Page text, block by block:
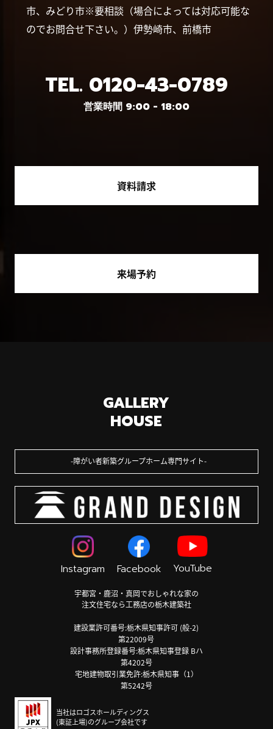
市、みどり市※要相談（場合によっては対応可能な
のでお問合せ下さい。）伊勢崎市、前橋市
TEL. 0120-43-0789
営業時間 9:00 - 18:00
資料請求
来場予約
GALLERY
HOUSE
障がい者新築グループホーム専門サイト
Instagram Facebook YouTube
宇都宮・鹿沼・真岡でおしゃれな家の
注文住宅なら工務店の栃木建築社
建設業許可番号:栃木県知事許可 (般-2)
第22009号
設計事務所登録番号:栃木県知事登録 Bハ
第4202号
宅地建物取引業免許:栃木県知事（1）
第5242号
当社はロゴスホールディングス
(東証上場)のグループ会社です